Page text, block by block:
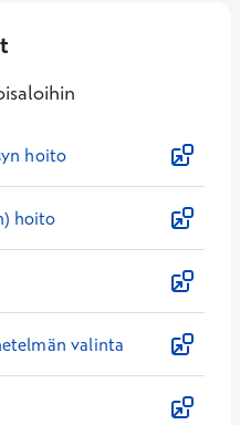
hoito
hoito
valinta